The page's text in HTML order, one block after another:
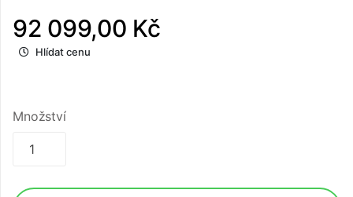
92 099,00 Kč
Hlídat cenu
Množství